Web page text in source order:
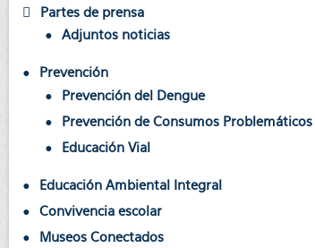
Partes de prensa
Adjuntos noticias
Prevención
Prevención del Dengue
Prevención de Consumos Problemáticos
Educación Vial
Educación Ambiental Integral
Convivencia escolar
Museos Conectados